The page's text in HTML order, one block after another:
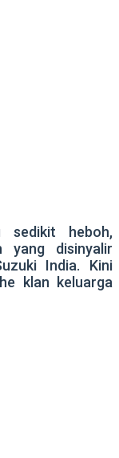
sedikit heboh,
yang disinyalir
India. Kini
klan keluarga